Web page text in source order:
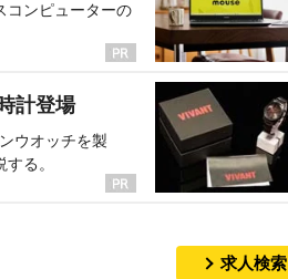
コンピューターの
計登場
ウオッチを製
る。
求人検索